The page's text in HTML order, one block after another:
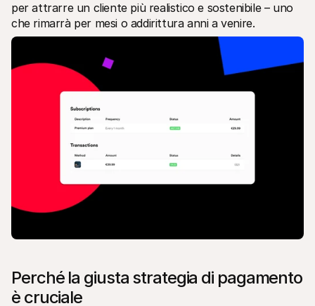
per attrarre un cliente più realistico e sostenibile – uno
che rimarrà per mesi o addirittura anni a venire.
Perché la giusta strategia di pagamento
è cruciale